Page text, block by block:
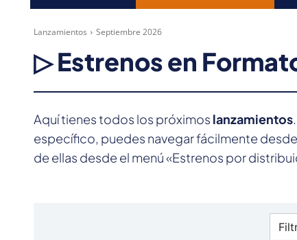
Lanzamientos Septiembre 2026
▷ Estrenos en
Aquí tienes todos los próximos lanzamientos
específico, puedes navegar fácilmente
de ellas desde el menú «Estrenos por